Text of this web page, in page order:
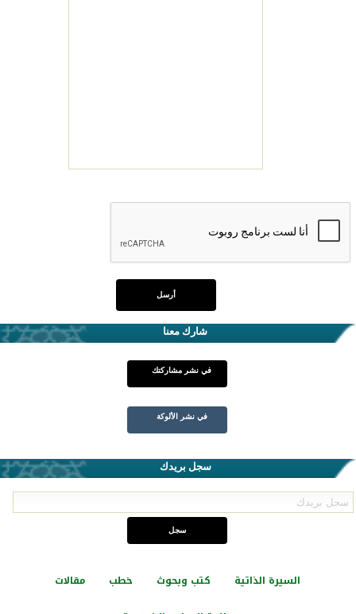
شارك معنا
في نشر مشاركتك
في نشر الألوكة
سجل بريدك
السيرة الذاتية كتب وبحوث خطب مقالات